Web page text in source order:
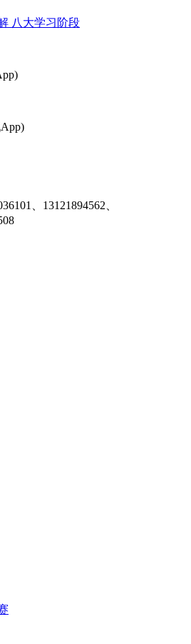
八大学习阶段
、13121894562、